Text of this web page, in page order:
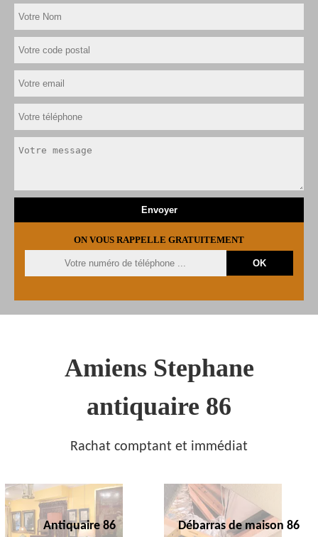
ON VOUS RAPPELLE GRATUITEMENT
Amiens Stephane
antiquaire 86
Rachat comptant et immédiat
Antiquaire 86 Débarras de maison 86